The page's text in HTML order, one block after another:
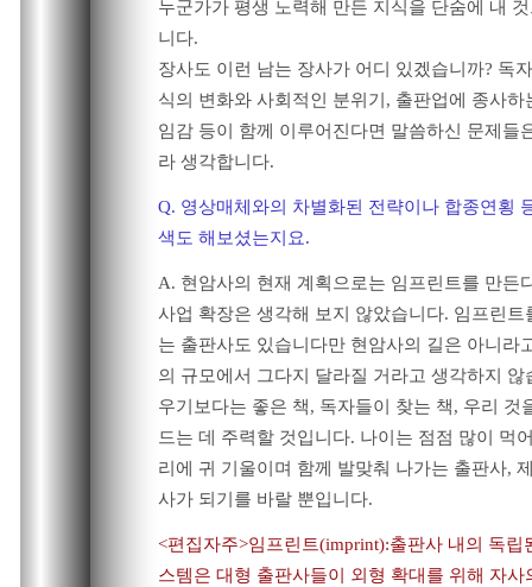
누군가가 평생 노력해 만든 지식을 단숨에 내
니다.
장사도 이런 남는 장사가 어디 있겠습니까? 독
식의 변화와 사회적인 분위기, 출판업에 종사하
임감 등이 함께 이루어진다면 말씀하신 문제들
라 생각합니다.
Q. 영상매체와의 차별화된 전략이나 합종연횡
색도 해보셨는지요.
A. 현암사의 현재 계획으로는 임프린트를 만든
사업 확장은 생각해 보지 않았습니다. 임프린트
는 출판사도 있습니다만 현암사의 길은 아니라
의 규모에서 그다지 달라질 거라고 생각하지 않
우기보다는 좋은 책, 독자들이 찾는 책, 우리 것
드는 데 주력할 것입니다. 나이는 점점 많이 먹
리에 귀 기울이며 함께 발맞춰 나가는 출판사,
사가 되기를 바랄 뿐입니다.
<편집자주>임프린트(imprint):출판사 내의 독립
스템은 대형 출판사들이 외형 확대를 위해 자사